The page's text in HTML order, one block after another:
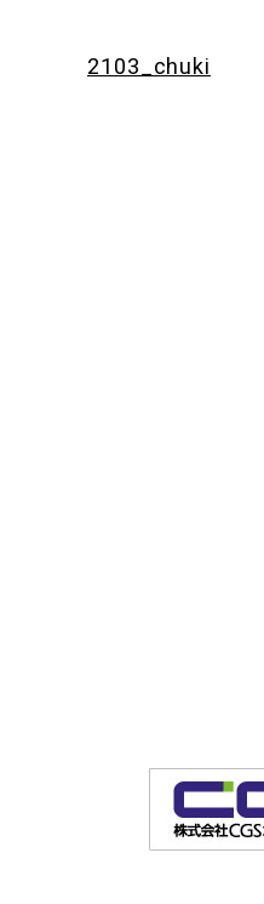
2103_chuki